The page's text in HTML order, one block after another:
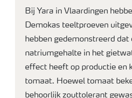
Bij Yara in Vlaardingen
Demokas teeltproeven
hebben gedemonstreerd dat
natriumgehalte in het
effect heeft op productie en
tomaat. Hoewel tomaat
behoorlijk zouttolerant